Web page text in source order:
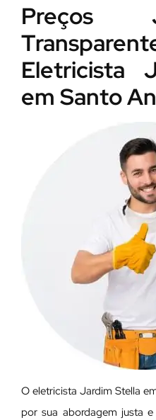
Preços
Eletricista
em Santo
O eletricista Jardim Stella
por sua abordagem justa